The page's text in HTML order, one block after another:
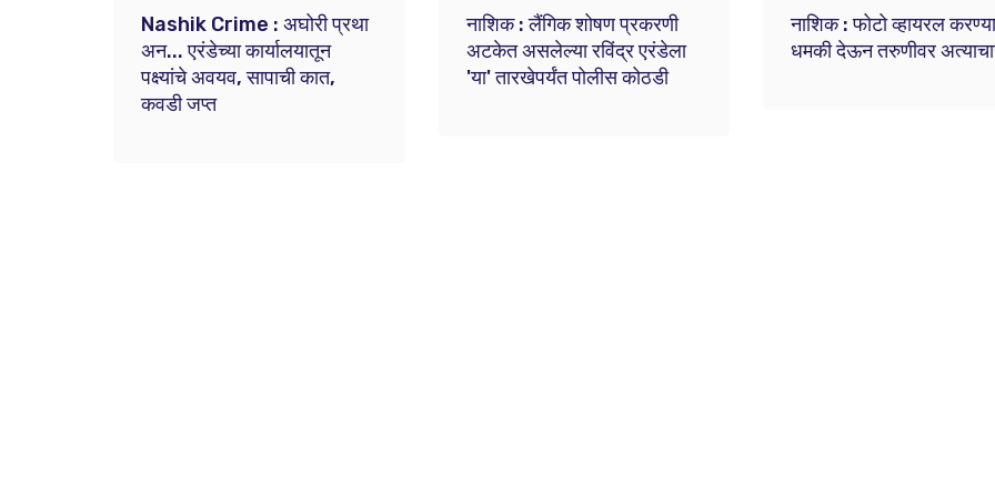
Nashik Crime : अघोरी प्रथा
अन... एरंडेच्या कार्यालयातून
पक्ष्यांचे अवयव, सापाची कात,
कवडी जप्त
नाशिक : लैंगिक शोषण प्रकरणी
अटकेत असलेल्या रविंद्र एरंडेला
'या' तारखेपर्यंत पोलीस कोठडी
नाशिक : फोटो व्हायरल
धमकी देऊन तरुणीवर